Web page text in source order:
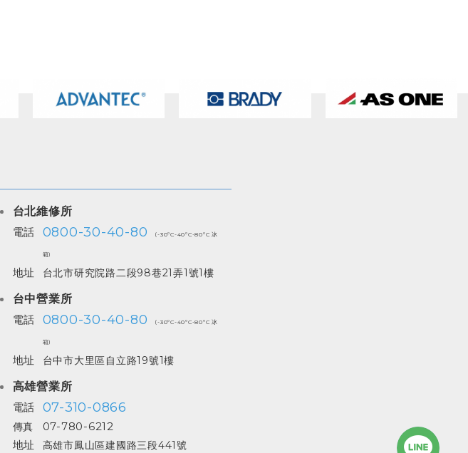
台北維修所
電話
0800-30-40-80 (-30ºC-40ºC-80ºC 冰
箱)
地址 台北市研究院路二段98巷21弄1號1樓
台中營業所
電話
0800-30-40-80 (-30ºC-40ºC-80ºC 冰
箱)
地址 台中市大里區自立路19號1樓
高雄營業所
電話
07-310-0866
傳真
07-780-6212
地址
高雄市鳳山區建國路三段441號